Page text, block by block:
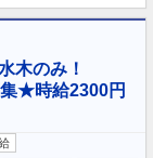
木のみ！
★時給2300円